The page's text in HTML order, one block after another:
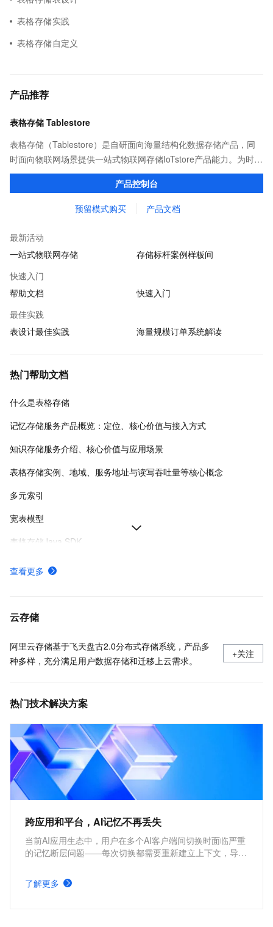
表格存储实践
表格存储自定义
产品推荐
表格存储 Tablestore
表格存储（Tablestore）是自研面向海量结构化数据存储产品，同
时面向物联网场景提供一站式物联网存储IoTstore产品能力。为时序
监控轨迹、历史订单、物联网、设备元数据等海量数据提供存储、
产品控制台
预留模式购买 产品文档
最新活动
一站式物联网存储
存储标杆案例样板间
快速入门
帮助文档
快速入门
最佳实践
表设计最佳实践
海量规模订单系统解读
热门帮助文档
什么是表格存储
记忆存储服务产品概览：定位、核心价值与接入方式
知识存储服务介绍、核心价值与应用场景
表格存储实例、地域、服务地址与读写吞吐量等核心概念
多元索引
宽表模型
表格存储Java SDK
表格存储使用限制
查看更多
云存储
阿里云存储基于飞天盘古2.0分布式存储系统，产品多
种多样，充分满足用户数据存储和迁移上云需求。
+关注
热门技术解决方案
跨应用和平台，AI记忆不再丢失
当前AI应用生态中，用户在多个AI客户端间切换时面临严重
的记忆断层问题——每次切换都需要重新建立上下文，导致
务，实现AI跨应用的持久化记忆能力。通过统一的记忆存储
与同步机制，用户的偏好设置、对话历史和个性化配置可在
了解更多